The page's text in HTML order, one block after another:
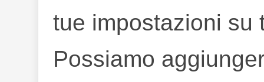
tue impostazioni su
Possiamo